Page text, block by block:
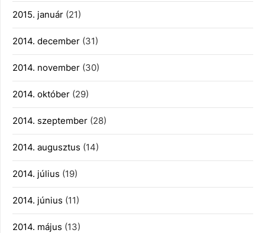
2015. január (21)
2014. december (31)
2014. november (30)
2014. október (29)
2014. szeptember (28)
2014. augusztus (14)
2014. július (19)
2014. június (11)
2014. május (13)